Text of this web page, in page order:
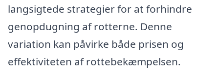
langsigtede strategier for at forhindre
genopdugning af rotterne. Denne
variation kan påvirke både prisen og
effektiviteten af rottebekæmpelsen.